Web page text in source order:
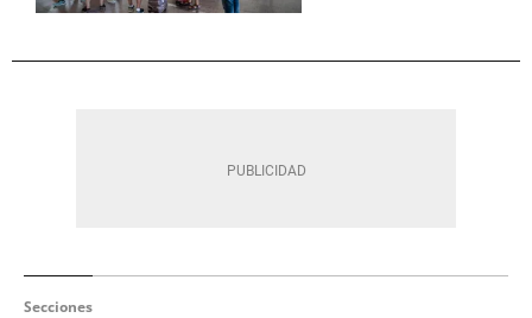
Secciones